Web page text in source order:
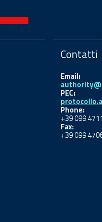
Contatti
Email:
PEC:
Phone:
+39 099
Fax:
+39 099